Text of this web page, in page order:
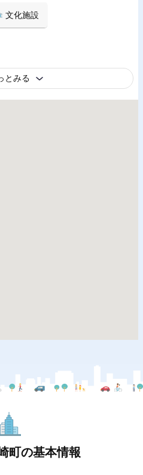
文化施設
とみる
町の基本情報